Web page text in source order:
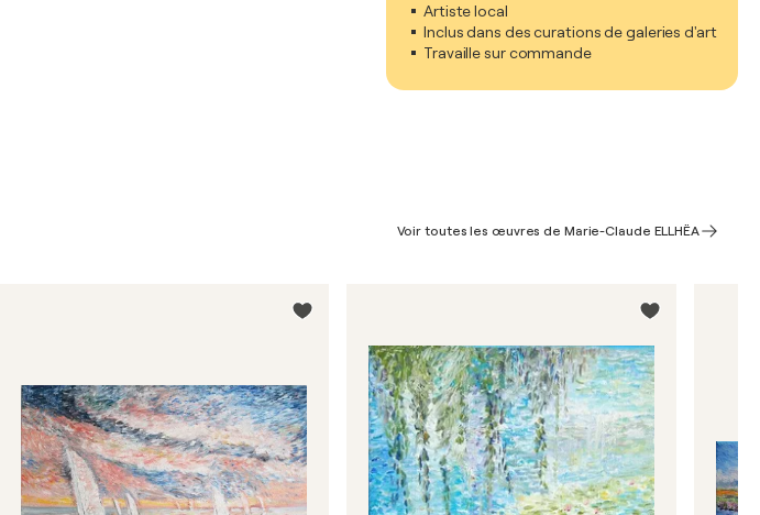
Artiste local
Inclus dans des curations de galeries d'art
Travaille sur commande
Voir toutes les œuvres de Marie-Claude ELLHËA